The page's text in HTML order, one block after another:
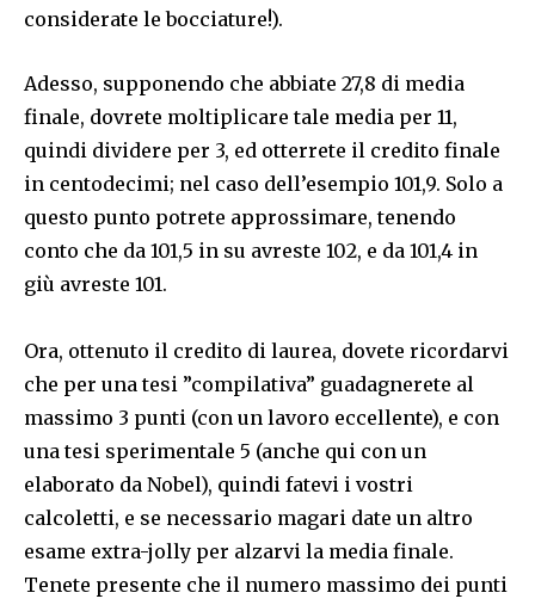
considerate le bocciature!).
Adesso, supponendo che abbiate 27,8 di media
finale, dovrete moltiplicare tale media per 11,
quindi dividere per 3, ed otterrete il credito finale
in centodecimi; nel caso dell’esempio 101,9. Solo a
questo punto potrete approssimare, tenendo
conto che da 101,5 in su avreste 102, e da 101,4 in
giù avreste 101.
Ora, ottenuto il credito di laurea, dovete ricordarvi
che per una tesi ”compilativa” guadagnerete al
massimo 3 punti (con un lavoro eccellente), e con
una tesi sperimentale 5 (anche qui con un
elaborato da Nobel), quindi fatevi i vostri
calcoletti, e se necessario magari date un altro
esame extra-jolly per alzarvi la media finale.
Tenete presente che il numero massimo dei punti